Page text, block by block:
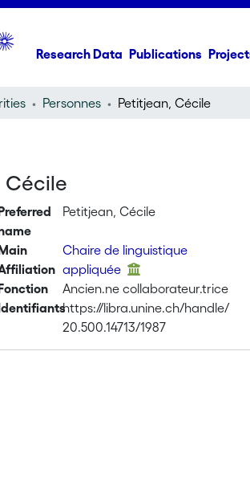
Research Data Publications
Personnes Petitjean, Cécile
Cécile
Petitjean, Cécile
Chaire de linguistique
appliquée
Ancien.ne collaborateur.trice
https://libra.unine.ch/handle/
20.500.14713/1987